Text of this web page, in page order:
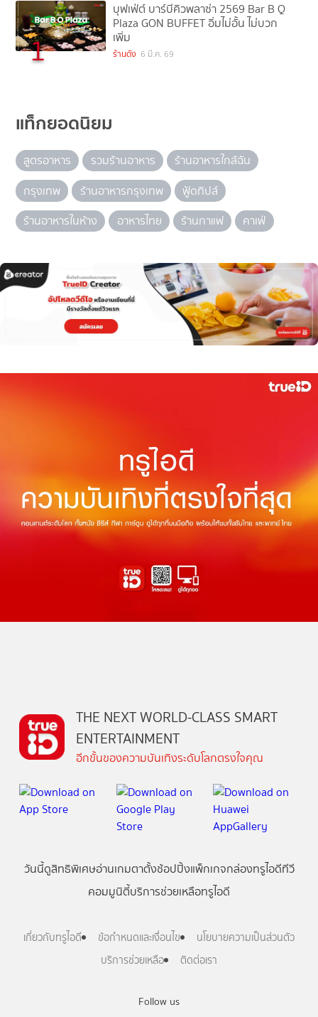
1
บุฟเฟ่ต์ บาร์บีคิวพลาซ่า 2569 Bar B Q
Plaza GON BUFFET อิ่มไม่อั้น ไม่บวก
เพิ่ม
ร้านดัง 6 มี.ค. 69
แท็กยอดนิยม
สูตรอาหาร รวมร้านอาหาร
ร้านอาหารใกล้ฉัน
กรุงเทพ
ร้านอาหารกรุงเทพ
ฟู้ดทิปส์
ร้านอาหารในห้าง
อาหารไทย ร้านกาแฟ คาเฟ่
Follow us
THE NEXT WORLD-CLASS SMART
ENTERTAINMENT
อีกขั้นของความบันเทิงระดับโลกตรงใจคุณ
วันนี้ดูสิทธิพิเศษอ่านเกมตาตั้งช้อปปิ้งแพ็กเกจกล่องทรูไอดีทีวี
คอมมูนิตี้บริการช่วยเหลือทรูไอดี
เกี่ยวกับทรูไอดี ข้อกำหนดและเงื่อนไข
นโยบายความเป็นส่วนตัว
บริการช่วยเหลือ
ติดต่อเรา